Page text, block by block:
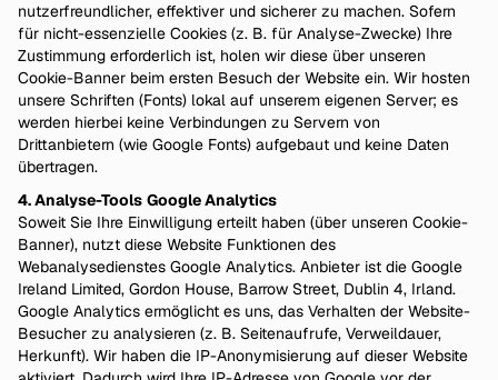
nutzerfreundlicher, effektiver und sicherer zu machen. Sofern
für nicht-essenzielle Cookies (z. B. für Analyse-Zwecke) Ihre
Zustimmung erforderlich ist, holen wir diese über unseren
Cookie-Banner beim ersten Besuch der Website ein. Wir hosten
unsere Schriften (Fonts) lokal auf unserem eigenen Server; es
werden hierbei keine Verbindungen zu Servern von
Drittanbietern (wie Google Fonts) aufgebaut und keine Daten
übertragen.
4. Analyse-Tools Google Analytics
Soweit Sie Ihre Einwilligung erteilt haben (über unseren Cookie-
Banner), nutzt diese Website Funktionen des
Webanalysedienstes Google Analytics. Anbieter ist die Google
Ireland Limited, Gordon House, Barrow Street, Dublin 4, Irland.
Google Analytics ermöglicht es uns, das Verhalten der Website-
Besucher zu analysieren (z. B. Seitenaufrufe, Verweildauer,
Herkunft). Wir haben die IP-Anonymisierung auf dieser Website